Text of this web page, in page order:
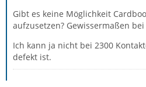
Gibt es keine Möglichkeit
aufzusetzen? Gewissermaßen
Ich kann ja nicht bei 2300
defekt ist.